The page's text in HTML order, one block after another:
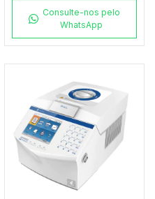
X 0,5MLConsulte-nos pelo
WhatsApp